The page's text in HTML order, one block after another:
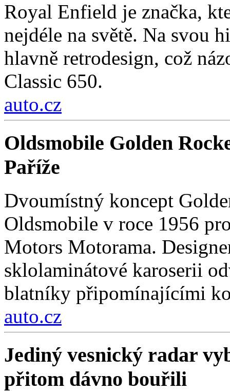
Royal Enfield je značka,
nejdéle na světě. Na svou
hlavně retrodesign, což
Classic 650.
auto.cz
Oldsmobile Golden
Paříže
Dvoumístný koncept
Oldsmobile v roce 1956
Motors Motorama.
sklolaminátové karoserii
blatníky připomínajícími
auto.cz
Jediný vesnický radar
přitom dávno bouřili